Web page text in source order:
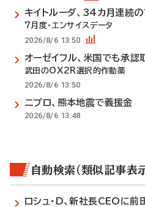
キイトルーダ、34カ月連続
7月度・エンサイスデータ
2026/8/6 13:50
オーゼイフル、米国でも承認
武田のOX2R選択的作動薬
2026/8/6 13:50
ニプロ、熊本地震で義援金
2026/8/6 13:48
自動検索（類似記事表示
ロシュ・D、新社長CEOに前